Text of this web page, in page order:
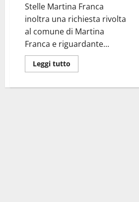
Stelle Martina Franca
inoltra una richiesta rivolta
al comune di Martina
Franca e riguardante...
Leggi tutto